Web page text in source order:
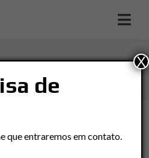
de
que entraremos em contato.
X